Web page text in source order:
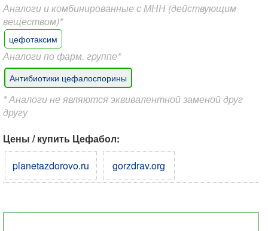
Аналоги и комбинированные с МНН (действующим
веществом)*
цефотаксим
Аналоги по фарм. группе*
Антибиотики цефалоспорины
* Аналоги не являются эквивалентной заменой друг
другу
Цены / купить Цефабол:
planetazdorovo.ru
gorzdrav.org